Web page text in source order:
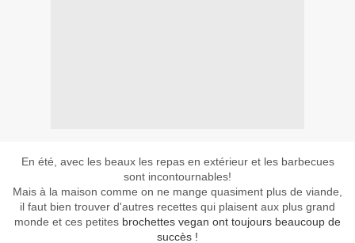
En été, avec les beaux les repas en extérieur et les barbecues
sont incontournables!
Mais à la maison comme on ne mange quasiment plus de viande,
il faut bien trouver d'autres recettes qui plaisent aux plus grand
monde et ces petites brochettes vegan ont toujours beaucoup de
succès !